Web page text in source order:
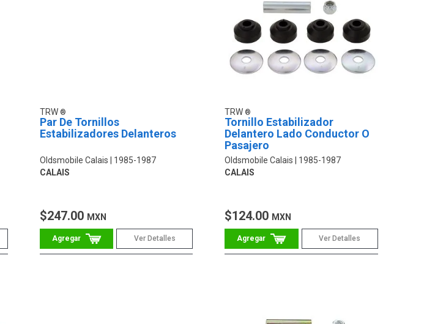
TRW
Par De Tornillos
Estabilizadores Delanteros
Oldsmobile Calais
1985-1987
CALAIS
$247.00 MXN
Ver Detalles
TRW
Tornillo Estabilizador
Delantero Lado Conductor O
Pasajero
Oldsmobile Calais
1985-1987
CALAIS
$124.00 MXN
Ver Detalles